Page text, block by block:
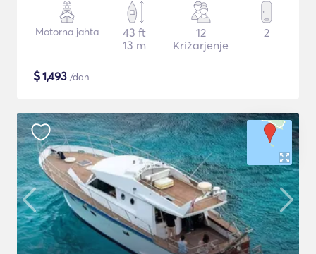
Motorna jahta
43 ft
13 m
12
Križarjenje
2
$1,493 /dan